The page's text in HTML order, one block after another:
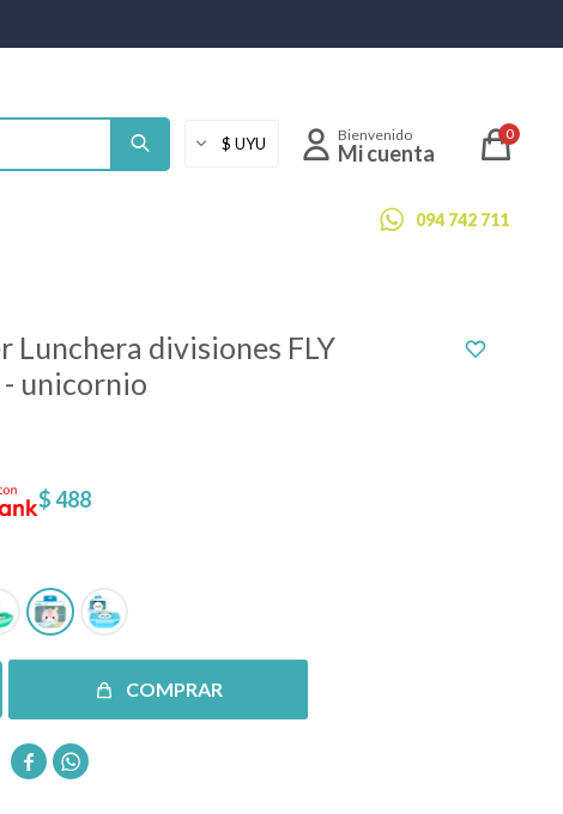
094 742 711
0
Lunchera divisiones FLY
- unicornio
$488
COMPRAR
 